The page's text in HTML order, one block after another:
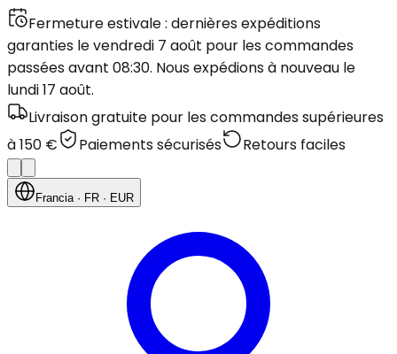
Fermeture estivale : dernières expéditions
garanties le vendredi 7 août pour les commandes
passées avant 08:30. Nous expédions à nouveau le
lundi 17 août.
Livraison gratuite pour les commandes supérieures
à 150 €
Paiements sécurisés Retours faciles
Francia· FR · EUR